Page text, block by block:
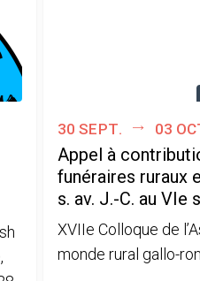
30 sept. 03
Appel à
funéraires ruraux
s. av. J.-C. au VIe
XVIIe Colloque de
monde rural gallo-